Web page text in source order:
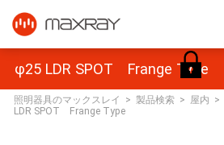
φ25 LDR SPOT Frange Type
照明器具のマックスレイ > 製品検索 > 屋内 >
LDR SPOT Frange Type